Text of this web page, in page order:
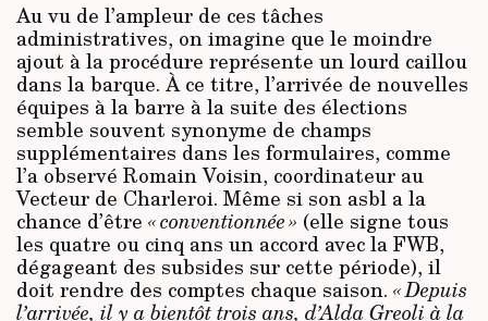
Au vu de l’ampleur de ces tâches
administratives, on imagine que le moindre
ajout à la procédure représente un lourd caillou
dans la barque. À ce titre, l’arrivée de nouvelles
équipes à la barre à la suite des élections
semble souvent synonyme de champs
supplémentaires dans les formulaires, comme
l’a observé Romain Voisin, coordinateur au
Vecteur de Charleroi. Même si son asbl a la
chance d’être « conventionnée » (elle signe tous
les quatre ou cinq ans un accord avec la FWB,
dégageant des subsides sur cette période), il
doit rendre des comptes chaque saison. « Depuis
l’arrivée, il y a bientôt trois ans, d’Alda Greoli à la